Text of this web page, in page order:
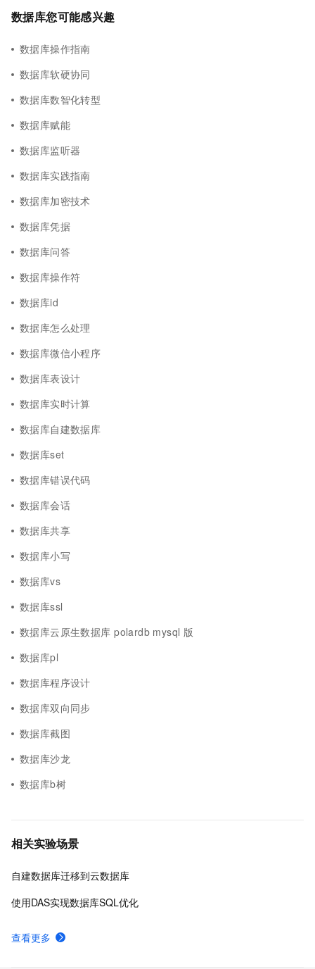
数据库您可能感兴趣
数据库操作指南
数据库软硬协同
数据库数智化转型
数据库赋能
数据库监听器
数据库实践指南
数据库加密技术
数据库凭据
数据库问答
数据库操作符
数据库id
数据库怎么处理
数据库微信小程序
数据库表设计
数据库实时计算
数据库自建数据库
数据库set
数据库错误代码
数据库会话
数据库共享
数据库小写
数据库vs
数据库ssl
数据库云原生数据库 polardb mysql 版
数据库pl
数据库程序设计
数据库双向同步
数据库截图
数据库沙龙
数据库b树
相关实验场景
自建数据库迁移到云数据库
使用DAS实现数据库SQL优化
查看更多